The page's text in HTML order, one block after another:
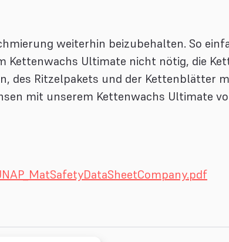
weiterhin beizubehalten. So
Kettenwachs Ultimate nicht nötig, die
des Ritzelpakets und der Kettenblätter
mit unserem Kettenwachs Ultimate